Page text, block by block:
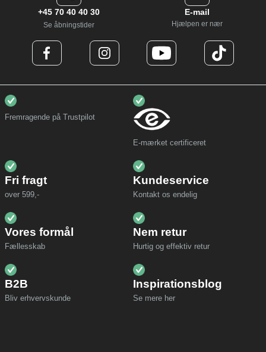
+45 70 40 40 30
Se åbningstider
E-mail
Hjælpen er nær
Fremragende på Trustpilot
E-mærket certificeret
Fri fragt
over 599,-
Kundeservice
Kontakt os endelig
Vores formål
Fællesskab
Nem retur
Hurtig og effektiv retur
B2B
Bliv erhvervskunde
Inspirationsblog
Se mere her